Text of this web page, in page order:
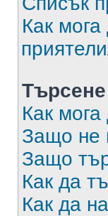
Как
Как
Защо не
Защо
Как да
Как да